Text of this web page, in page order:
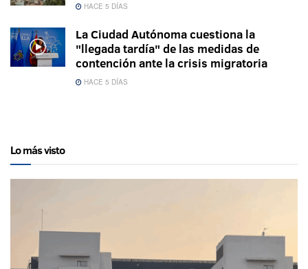
HACE 5 DÍAS
La Ciudad Autónoma cuestiona la
"llegada tardía" de las medidas de
contención ante la crisis migratoria
HACE 5 DÍAS
Lo más visto